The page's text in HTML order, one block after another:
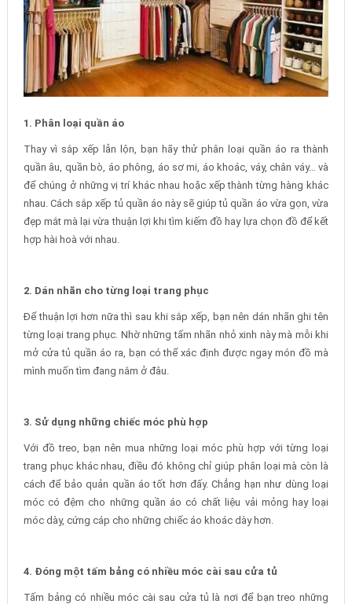
1. Phân loại quần áo
Thay vì sắp xếp lẫn lộn, bạn hãy thử phân loại quần áo ra thành
quần âu, quần bò, áo phông, áo sơ mi, áo khoác, váy, chân váy… và
để chúng ở những vị trí khác nhau hoặc xếp thành từng hàng khác
nhau. Cách sắp xếp tủ quần áo này sẽ giúp tủ quần áo vừa gọn, vừa
đẹp mắt mà lại vừa thuận lợi khi tìm kiếm đồ hay lựa chọn đồ để kết
hợp hài hoà với nhau.
2. Dán nhãn cho từng loại trang phục
Để thuận lợi hơn nữa thì sau khi sắp xếp, bạn nên dán nhãn ghi tên
từng loại trang phục. Nhờ những tấm nhãn nhỏ xinh này mà mỗi khi
mở cửa tủ quần áo ra, bạn có thể xác định được ngay món đồ mà
mình muốn tìm đang nằm ở đâu.
3. Sử dụng những chiếc móc phù hợp
Với đồ treo, bạn nên mua những loại móc phù hợp với từng loại
trang phục khác nhau, điều đó không chỉ giúp phân loại mà còn là
cách để bảo quản quần áo tốt hơn đấy. Chẳng hạn như dùng loại
móc có đệm cho những quần áo có chất liệu vải mỏng hay loại
móc dày, cứng cáp cho những chiếc áo khoác dày hơn.
4. Đóng một tấm bảng có nhiều móc cài sau cửa tủ
Tấm bảng có nhiều móc cài sau cửa tủ là nơi để bạn treo những